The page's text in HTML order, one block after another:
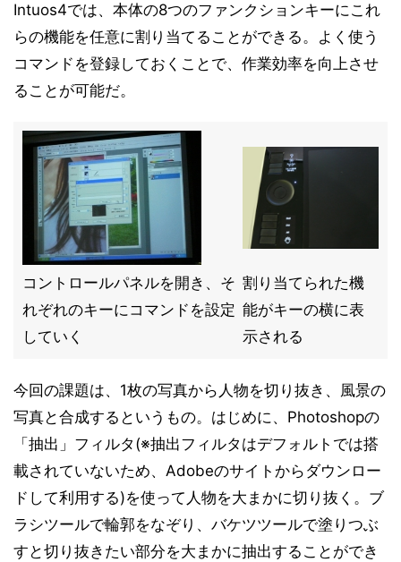
Intuos4では、本体の8つのファンクションキーにこれ
らの機能を任意に割り当てることができる。よく使う
コマンドを登録しておくことで、作業効率を向上させ
ることが可能だ。
コントロールパネルを開き、そ
れぞれのキーにコマンドを設定
していく
割り当てられた機
能がキーの横に表
示される
今回の課題は、1枚の写真から人物を切り抜き、風景の
写真と合成するというもの。はじめに、Photoshopの
「抽出」フィルタ(※抽出フィルタはデフォルトでは搭
載されていないため、Adobeのサイトからダウンロー
ドして利用する)を使って人物を大まかに切り抜く。ブ
ラシツールで輪郭をなぞり、バケツツールで塗りつぶ
すと切り抜きたい部分を大まかに抽出することができ